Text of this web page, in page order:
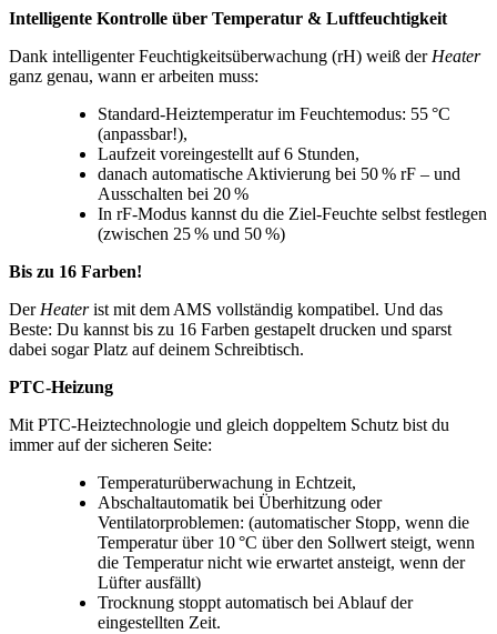
Intelligente Kontrolle über Temperatur & Luftfeuchtigkeit
Dank intelligenter Feuchtigkeitsüberwachung (rH) weiß der Heater
ganz genau, wann er arbeiten muss:
Standard-Heiztemperatur im Feuchtemodus: 55 °C
(anpassbar!),
Laufzeit voreingestellt auf 6 Stunden,
danach automatische Aktivierung bei 50 % rF – und
Ausschalten bei 20 %
In rF-Modus kannst du die Ziel-Feuchte selbst festlegen
(zwischen 25 % und 50 %)
Bis zu 16 Farben!
Der Heaterist mit dem AMS vollständig kompatibel. Und das
Beste: Du kannst bis zu 16 Farben gestapelt drucken und sparst
dabei sogar Platz auf deinem Schreibtisch.
PTC-Heizung
Mit PTC-Heiztechnologie und gleich doppeltem Schutz bist du
immer auf der sicheren Seite:
Temperaturüberwachung in Echtzeit,
Abschaltautomatik bei Überhitzung oder
Ventilatorproblemen: (automatischer Stopp, wenn die
Temperatur über 10 °C über den Sollwert steigt, wenn
die Temperatur nicht wie erwartet ansteigt, wenn der
Lüfter ausfällt)
Trocknung stoppt automatisch bei Ablauf der
eingestellten Zeit.